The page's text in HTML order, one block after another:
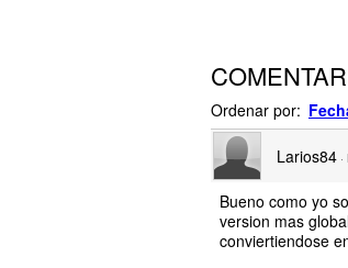
Ordenar por:
Larios84 ·
Bueno como yo
version mas
conviertiendose